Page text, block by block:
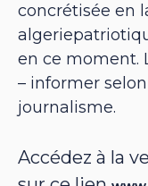
concrétisée en
en ce moment.
– informer
journalisme.
Accédez à la